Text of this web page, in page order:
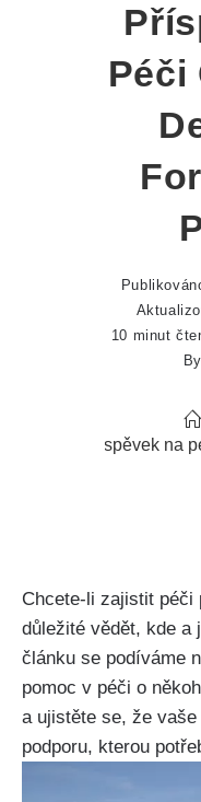
Péči
10 minut
By
se žádá o příspěvek na
Chcete-li zajistit péči
důležité vědět, kde a
článku se podíváme
pomoc v péči o
a ujistěte se, že
podporu, kterou